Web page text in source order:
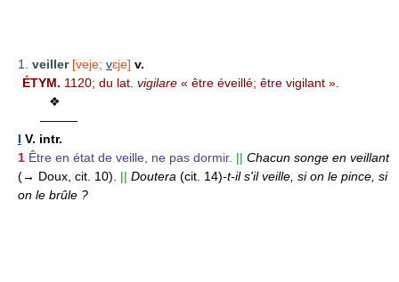
1. veiller [veje; vɛje] v.
ÉTYM. 1120; du lat. vigilare « être éveillé; être vigilant ».
❖
———
I V. intr.
1 Être en état de veille, ne pas dormir. || Chacun songe en veillant
(→ Doux, cit. 10).
|| Doutera (cit. 14)-t-il s'il veille, si on le pince, si
on le brûle ?